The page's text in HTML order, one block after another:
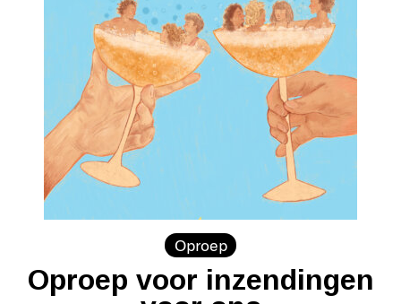
Oproep
Oproep voor inzendingen